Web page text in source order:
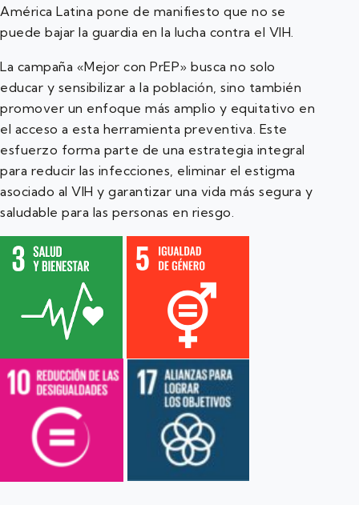
América Latina pone de manifiesto que no se
puede bajar la guardia en la lucha contra el VIH.
La campaña «Mejor con PrEP» busca no solo
educar y sensibilizar a la población, sino también
promover un enfoque más amplio y equitativo en
el acceso a esta herramienta preventiva. Este
esfuerzo forma parte de una estrategia integral
para reducir las infecciones, eliminar el estigma
asociado al VIH y garantizar una vida más segura y
saludable para las personas en riesgo.